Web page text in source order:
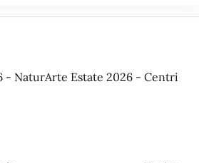
- NaturArte Estate 2026 - Centri